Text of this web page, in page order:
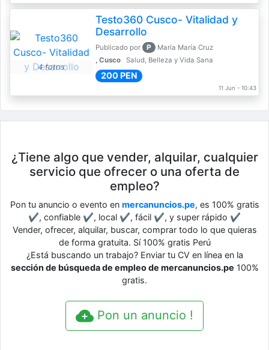
4 fotos
Testo360 Cusco- Vitalidad y
Desarrollo
Publicado por P
María María Cruz
, Cusco
Salud, Belleza y Vida Sana
200 PEN
11 Jun - 10:43
¿Tiene algo que vender, alquilar, cualquier
servicio que ofrecer o una oferta de
empleo?
Pon tu anuncio o evento en mercanuncios.pe, es 100% gratis
✔, confiable ✔, local ✔, fácil ✔, y super rápido ✔
Vender, ofrecer, alquilar, buscar, comprar todo lo que quieras
de forma gratuita. Sí 100% gratis Perú
¿Está buscando un trabajo? Enviar tu CV en línea en la
sección de búsqueda de empleo de mercanuncios.pe 100%
gratis.
Pon un anuncio !